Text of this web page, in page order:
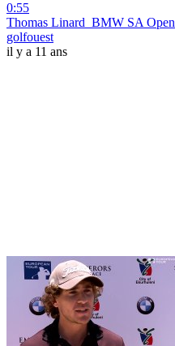
0:55
Thomas Linard_BMW SA Open
golfouest
il y a 11 ans